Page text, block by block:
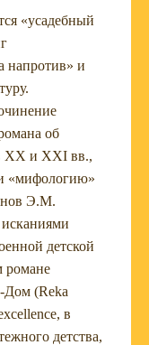
«усадебный
напротив» и
об
XX и XXI вв.,
«мифологию»
Э.М.
детской
романе
Дом (Reka
в
детства,